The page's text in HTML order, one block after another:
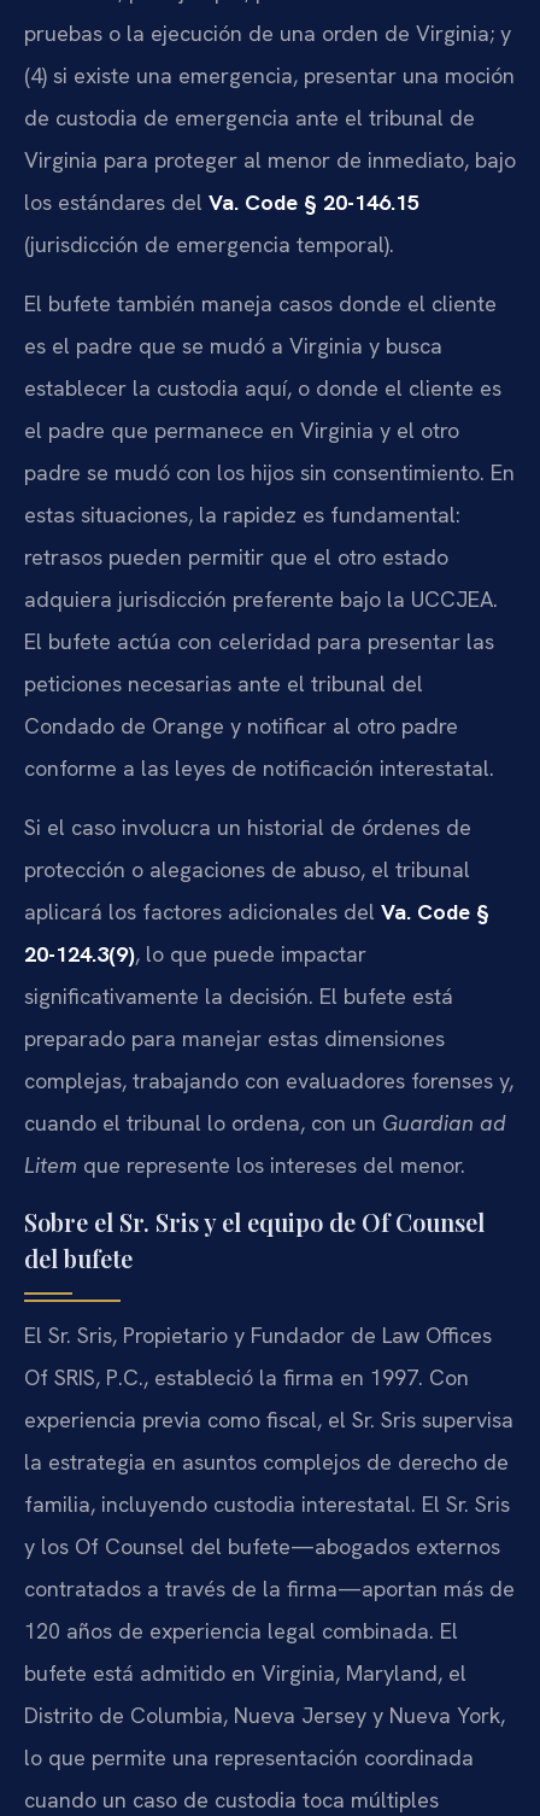
pruebas o la ejecución de una orden de Virginia; y
(4) si existe una emergencia, presentar una moción
de custodia de emergencia ante el tribunal de
Virginia para proteger al menor de inmediato, bajo
los estándares del Va. Code § 20-146.15
(jurisdicción de emergencia temporal).
El bufete también maneja casos donde el cliente
es el padre que se mudó a Virginia y busca
establecer la custodia aquí, o donde el cliente es
el padre que permanece en Virginia y el otro
padre se mudó con los hijos sin consentimiento. En
estas situaciones, la rapidez es fundamental:
retrasos pueden permitir que el otro estado
adquiera jurisdicción preferente bajo la UCCJEA.
El bufete actúa con celeridad para presentar las
peticiones necesarias ante el tribunal del
Condado de Orange y notificar al otro padre
conforme a las leyes de notificación interestatal.
Si el caso involucra un historial de órdenes de
protección o alegaciones de abuso, el tribunal
aplicará los factores adicionales del Va. Code §
20-124.3(9), lo que puede impactar
significativamente la decisión. El bufete está
preparado para manejar estas dimensiones
complejas, trabajando con evaluadores forenses y,
cuando el tribunal lo ordena, con un Guardian ad
Litem que represente los intereses del menor.
Sobre el Sr. Sris y el equipo de Of Counsel
del bufete
El Sr. Sris, Propietario y Fundador de Law Offices
Of SRIS, P.C., estableció la firma en 1997. Con
experiencia previa como fiscal, el Sr. Sris supervisa
la estrategia en asuntos complejos de derecho de
familia, incluyendo custodia interestatal. El Sr. Sris
y los Of Counsel del bufete—abogados externos
contratados a través de la firma—aportan más de
120 años de experiencia legal combinada. El
bufete está admitido en Virginia, Maryland, el
Distrito de Columbia, Nueva Jersey y Nueva York,
lo que permite una representación coordinada
cuando un caso de custodia toca múltiples